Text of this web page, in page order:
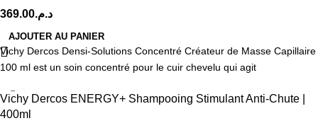
د.م.369.00
AJOUTER AU PANIER
Vichy Dercos Densi-Solutions Concentré Créateur de Masse Capillaire
100 ml est un soin concentré pour le cuir chevelu qui agit
Vichy Dercos ENERGY+ Shampooing Stimulant Anti-Chute |
400ml